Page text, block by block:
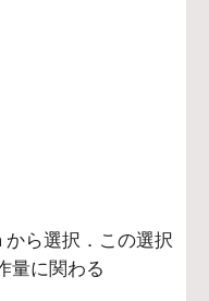
ら選択．この選択
量に関わる